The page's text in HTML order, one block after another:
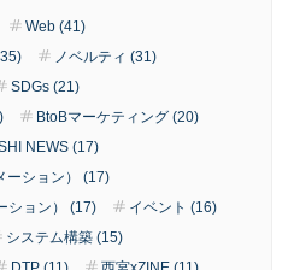
Web (41)
ノベルティ (31)
SDGs (21)
BtoBマーケティング (20)
NEWS (17)
ーション） (17)
ション） (17)
イベント (16)
システム構築 (15)